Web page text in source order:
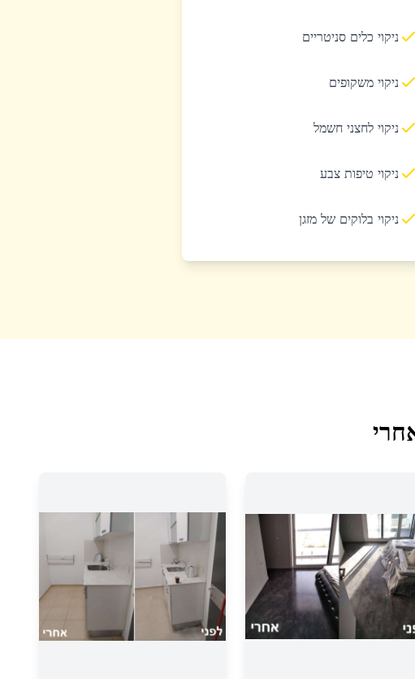
ניקוי כלים סניטריים
ניקוי משקופים
ניקוי לחצני חשמל
ניקוי טיפות צבע
ניקוי בלוקים של מזגן